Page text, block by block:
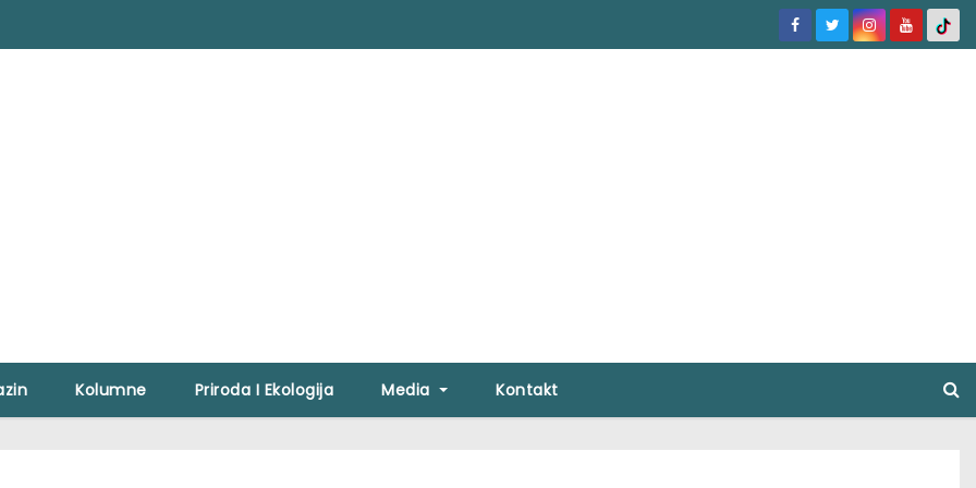
Kolumne Priroda I Ekologija Media Kontakt